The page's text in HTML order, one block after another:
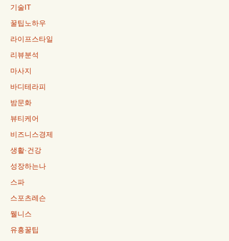
기술IT
꿀팁노하우
라이프스타일
리뷰분석
마사지
바디테라피
밤문화
뷰티케어
비즈니스경제
생활·건강
성장하는나
스파
스포츠레슨
웰니스
유흥꿀팁